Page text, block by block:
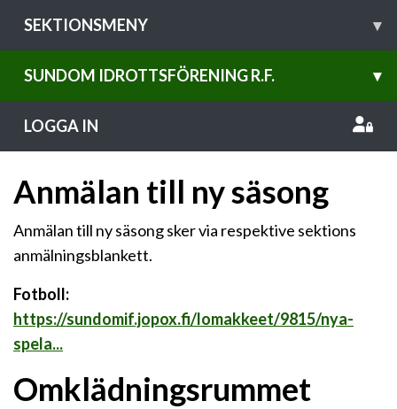
SEKTIONSMENY ▾
SUNDOM IDROTTSFÖRENING R.F. ▾
LOGGA IN
Anmälan till ny säsong
Anmälan till ny säsong sker via respektive sektions
anmälningsblankett.
Fotboll:
https://sundomif.jopox.fi/lomakkeet/9815/nya-
spela...
Omklädningsrummet